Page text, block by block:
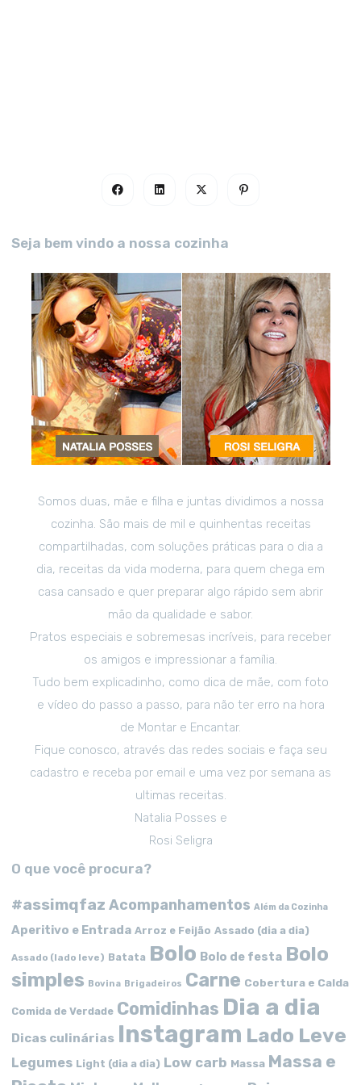
Seja bem vindo a nossa cozinha
Somos duas, mãe e filha e juntas dividimos a nossa
cozinha. São mais de mil e quinhentas receitas
compartilhadas, com soluções práticas para o dia a
dia, receitas da vida moderna, para quem chega em
casa cansado e quer preparar algo rápido sem abrir
mão da qualidade e sabor.
Pratos especiais e sobremesas incríveis, para receber
os amigos e impressionar a família.
Tudo bem explicadinho, como dica de mãe, com foto
e vídeo do passo a passo, para não ter erro na hora
de Montar e Encantar.
Fique conosco, através das redes sociais e faça seu
cadastro e receba por email e uma vez por semana as
ultimas receitas.
Natalia Posses e
Rosi Seligra
O que você procura?
#assimqfaz Acompanhamentos Além da Cozinha
Aperitivo e Entrada Arroz e Feijão Assado (dia a dia)
Assado (lado leve) Batata Bolo Bolo de festa Bolo
simples Bovina Brigadeiros Carne Cobertura e Calda
Comida de Verdade Comidinhas Dia a dia
Dicas culinárias Instagram Lado Leve
Legumes Light (dia a dia) Low carb Massa Massa e